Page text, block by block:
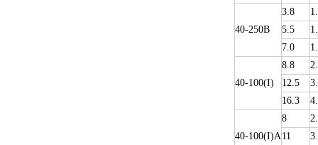
40-250B
3.8
5.5
7.0
40-100(I)
8.8
12.5
16.3
40-100(I)A
8
11